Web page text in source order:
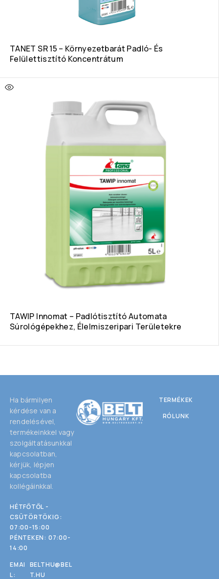
TANET SR 15 – Környezetbarát Padló- És
Felülettisztító Koncentrátum
TAWIP Innomat – Padlótisztító Automata
Súrológépekhez, Élelmiszeripari Területekre
Ha bármilyen
kérdése van a
rendelésével,
termékeinkkel vagy
szolgáltatásunkkal
kapcsolatban,
kérjük, lépjen
kapcsolatba
kollégáinkkal.
HÉTFŐTŐL -
CSÜTÖRTÖKIG:
07:00-15:00
PÉNTEKEN: 07:00-
14:00
EMAI
L:
BELTHU@BEL
T.HU
TERMÉKEK
RÓLUNK